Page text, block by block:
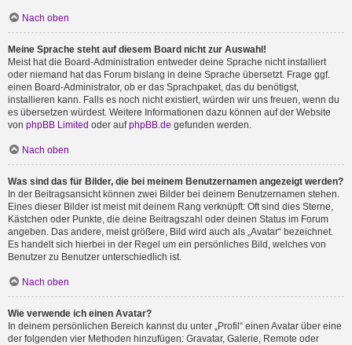
Nach oben
Meine Sprache steht auf diesem Board nicht zur Auswahl!
Meist hat die Board-Administration entweder deine Sprache nicht installiert
oder niemand hat das Forum bislang in deine Sprache übersetzt. Frage ggf.
einen Board-Administrator, ob er das Sprachpaket, das du benötigst,
installieren kann. Falls es noch nicht existiert, würden wir uns freuen, wenn du
es übersetzen würdest. Weitere Informationen dazu können auf der Website
von phpBB Limited oder aufphpBB.de gefunden werden.
Nach oben
Was sind das für Bilder, die bei meinem Benutzernamen angezeigt werden?
In der Beitragsansicht können zwei Bilder bei deinem Benutzernamen stehen.
Eines dieser Bilder ist meist mit deinem Rang verknüpft: Oft sind dies Sterne,
Kästchen oder Punkte, die deine Beitragszahl oder deinen Status im Forum
angeben. Das andere, meist größere, Bild wird auch als „Avatar“ bezeichnet.
Es handelt sich hierbei in der Regel um ein persönliches Bild, welches von
Benutzer zu Benutzer unterschiedlich ist.
Nach oben
Wie verwende ich einen Avatar?
In deinem persönlichen Bereich kannst du unter „Profil“ einen Avatar über eine
der folgenden vier Methoden hinzufügen: Gravatar, Galerie, Remote oder